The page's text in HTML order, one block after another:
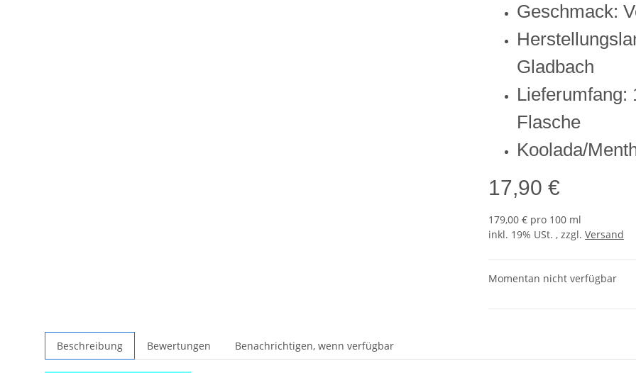
Geschmack:
Gladbach
Lieferumfang:
Flasche
Koolada/
17,90 €
179,00 € pro 100 ml
inkl. 19% USt. , zzgl. Versand
Momentan nicht verfügbar
Beschreibung Bewertungen Benachrichtigen, wenn verfügbar